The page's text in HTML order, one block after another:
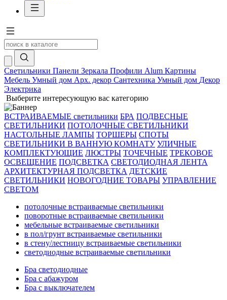
Светильники Панели Зеркала Профили Alum Картины
Мебель Умный дом Арх. декор Сантехника Умный дом Декор
Электрика
Выберите интересующую вас категорию
ВСТРАИВАЕМЫЕ светильники БРА ПОДВЕСНЫЕ
СВЕТИЛЬНИКИ ПОТОЛОЧНЫЕ СВЕТИЛЬНИКИ
НАСТОЛЬНЫЕ ЛАМПЫ ТОРШЕРЫ СПОТЫ
СВЕТИЛЬНИКИ В ВАННУЮ КОМНАТУ УЛИЧНЫЕ
КОМПЛЕКТУЮЩИЕ ЛЮСТРЫ ТОЧЕЧНЫЕ ТРЕКОВОЕ
ОСВЕЩЕНИЕ ПОДСВЕТКА СВЕТОДИОДНАЯ ЛЕНТА
АРХИТЕКТУРНАЯ ПОДСВЕТКА ДЕТСКИЕ
СВЕТИЛЬНИКИ НОВОГОДНИЕ ТОВАРЫ УПРАВЛЕНИЕ
СВЕТОМ
потолочные встраиваемые светильники
поворотные встраиваемые светильники
мебельные встраиваемые светильники
в пол/грунт встраиваемые светильники
в стену/лестницу встраиваемые светильники
светодиодные встраиваемые светильники
Бра светодиодные
Бра с абажуром
Бра с выключателем